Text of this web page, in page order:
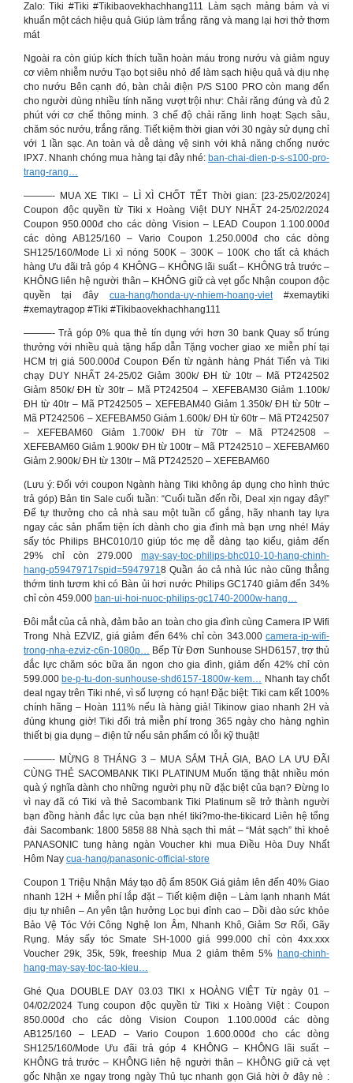
Zalo: Tiki #Tiki #Tikibaovekhachhang111 Làm sạch mảng bám và vi
khuẩn một cách hiệu quả Giúp làm trắng răng và mang lại hơi thở thơm
mát
Ngoài ra còn giúp kích thích tuần hoàn máu trong nướu và giảm nguy
cơ viêm nhiễm nướu Tạo bọt siêu nhỏ để làm sạch hiệu quả và dịu nhẹ
cho nướu Bên cạnh đó, bàn chải điện P/S S100 PRO còn mang đến
cho người dùng nhiều tính năng vượt trội như: Chải răng đúng và đủ 2
phút với cơ chế thông minh. 3 chế độ chải răng linh hoạt: Sạch sâu,
chăm sóc nướu, trắng răng. Tiết kiệm thời gian với 30 ngày sử dụng chỉ
với 1 lần sạc. An toàn và dễ dàng vệ sinh với khả năng chống nước
IPX7. Nhanh chóng mua hàng tại đây nhé: ban-chai-dien-p-s-s100-pro-
trang-rang…
———- MUA XE TIKI – LÌ XÌ CHỐT TẾT Thời gian: [23-25/02/2024]
Coupon độc quyền từ Tiki x Hoàng Việt DUY NHẤT 24-25/02/2024
Coupon 950.000đ cho các dòng Vision – LEAD Coupon 1.100.000đ
các dòng AB125/160 – Vario Coupon 1.250.000đ cho các dòng
SH125/160/Mode Lì xì nóng 500K – 300K – 100K cho tất cả khách
hàng Ưu đãi trả góp 4 KHÔNG – KHÔNG lãi suất – KHÔNG trả trước –
KHÔNG liên hệ người thân – KHÔNG giữ cà vẹt gốc Nhận coupon độc
quyền tại đây cua-hang/honda-uy-nhiem-hoang-viet#xemaytiki
#xemaytragop #Tiki #Tikibaovekhachhang111
———- Trả góp 0% qua thẻ tín dụng với hơn 30 bank Quay số trúng
thưởng với nhiều quà tặng hấp dẫn Tặng vocher giao xe miễn phí tại
HCM trị giá 500.000đ Coupon Đến từ ngành hàng Phát Tiến và Tiki
chạy DUY NHẤT 24-25/02 Giảm 300k/ ĐH từ 10tr – Mã PT242502
Giảm 850k/ ĐH từ 30tr – Mã PT242504 – XEFEBAM30 Giảm 1.100k/
ĐH từ 40tr – Mã PT242505 – XEFEBAM40 Giảm 1.350k/ ĐH từ 50tr –
Mã PT242506 – XEFEBAM50 Giảm 1.600k/ ĐH từ 60tr – Mã PT242507
– XEFEBAM60 Giảm 1.700k/ ĐH từ 70tr – Mã PT242508 –
XEFEBAM60 Giảm 1.900k/ ĐH từ 100tr – Mã PT242510 – XEFEBAM60
Giảm 2.900k/ ĐH từ 130tr – Mã PT242520 – XEFEBAM60
(Lưu ý: Đối với coupon Ngành hàng Tiki không áp dụng cho hình thức
trả góp) Bản tin Sale cuối tuần: “Cuối tuần đến rồi, Deal xịn ngay đây!”
Để tự thưởng cho cả nhà sau một tuần cố gắng, hãy nhanh tay lựa
ngay các sản phẩm tiện ích dành cho gia đình mà bạn ưng nhé! Máy
sấy tóc Philips BHC010/10 giúp tóc mẹ dễ dàng tạo kiểu, giảm đến
29% chỉ còn 279.000 may-say-toc-philips-bhc010-10-hang-chinh-
hang-p59479717spid=59479718 Quần áo cả nhà lúc nào cũng thẳng
thớm tinh tươm khi có Bàn ủi hơi nước Philips GC1740 giảm đến 34%
chỉ còn 459.000 ban-ui-hoi-nuoc-philips-gc1740-2000w-hang…
Đôi mắt của cả nhà, đảm bảo an toàn cho gia đình cùng Camera IP Wifi
Trong Nhà EZVIZ, giá giảm đến 64% chỉ còn 343.000 camera-ip-wifi-
trong-nha-ezviz-c6n-1080p… Bếp Từ Đơn Sunhouse SHD6157, trợ thủ
đắc lực chăm sóc bữa ăn ngon cho gia đình, giảm đến 42% chỉ còn
599.000 be-p-tu-don-sunhouse-shd6157-1800w-kem… Nhanh tay chốt
deal ngay trên Tiki nhé, vì số lượng có hạn! Đặc biệt: Tiki cam kết 100%
chính hãng – Hoàn 111% nếu là hàng giả! Tikinow giao nhanh 2H và
đúng khung giờ! Tiki đổi trả miễn phí trong 365 ngày cho hàng nghìn
thiết bị gia dụng – điện tử nếu sản phẩm có lỗi kỹ thuật!
———- MỪNG 8 THÁNG 3 – MUA SẮM THẢ GIA, BAO LA ƯU ĐÃI
CÙNG THẺ SACOMBANK TIKI PLATINUM Muốn tặng thật nhiều món
quà ý nghĩa dành cho những người phụ nữ đặc biệt của bạn? Đừng lo
vì nay đã có Tiki và thẻ Sacombank Tiki Platinum sẽ trở thành người
bạn đồng hành đắc lực của bạn nhé! tiki?mo-the-tikicard Liên hệ tổng
đài Sacombank: 1800 5858 88 Nhà sạch thì mát – “Mát sạch” thì khoẻ
PANASONIC tung hàng ngàn Voucher khi mua Điều Hòa Duy Nhất
Hôm Nay cua-hang/panasonic-official-store
Coupon 1 Triệu Nhận Máy tạo độ ẩm 850K Giá giảm lên đến 40% Giao
nhanh 12H + Miễn phí lắp đặt – Tiết kiệm điện – Làm lạnh nhanh Mát
dịu tự nhiên – An yên tận hưởng Lọc bụi đỉnh cao – Dồi dào sức khỏe
Bảo Vệ Tóc Với Công Nghệ Ion Âm, Nhanh Khô, Giảm Sơ Rối, Gãy
Rụng. Máy sấy tóc Smate SH-1000 giá 999.000 chỉ còn 4xx.xxx
Voucher 29k, 35k, 59k, freeship Mua 2 giảm thêm 5% hang-chinh-
hang-may-say-toc-tao-kieu…
Ghé Qua DOUBLE DAY 03.03 TIKI x HOÀNG VIỆT Từ ngày 01 –
04/02/2024 Tung coupon độc quyền từ Tiki x Hoàng Việt : Coupon
850.000đ cho các dòng Vision Coupon 1.100.000đ các dòng
AB125/160 – LEAD – Vario Coupon 1.600.000đ cho các dòng
SH125/160/Mode Ưu đãi trả góp 4 KHÔNG – KHÔNG lãi suất –
KHÔNG trả trước – KHÔNG liên hệ người thân – KHÔNG giữ cà vẹt
gốc Nhận xe ngay trong ngày Thủ tục nhanh gọn Giá hời ở đây nè :